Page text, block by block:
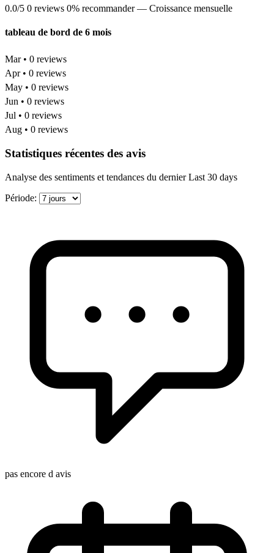
0.0/5 0 reviews 0% recommander — Croissance mensuelle
tableau de bord de 6 mois
Mar • 0 reviews
Apr • 0 reviews
May • 0 reviews
Jun • 0 reviews
Jul • 0 reviews
Aug • 0 reviews
Statistiques récentes des avis
Analyse des sentiments et tendances du dernier Last 30 days
Période:
pas encore d avis